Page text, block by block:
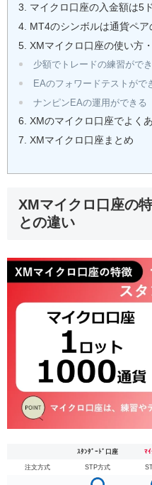
マイクロ口座の入金額は5
MT4のシンボルは通貨ペア
XMマイクロ口座の使い方
少額でトレードの練習がで
EAのフォワードテストがで
ナンピンEAの運用ができる
XMのマイクロ口座でよく
XMマイクロ口座まとめ
XMマイクロ口座の
との違い
ｽﾀﾝﾀﾞｰﾄﾞ口座 ﾏ
注文方式 STP方式